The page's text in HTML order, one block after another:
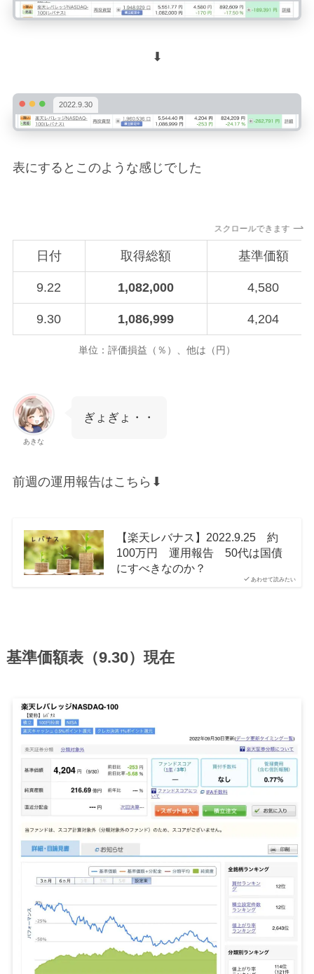
⬇︎
2022.9.30
表にするとこのような感じでした
スクロールできます
日付 取得総額 基準価額
9.22 1,082,000 4,580
9.30 1,086,999 4,204
単位：評価損益（％）、他は（円）
あきな
ぎょぎょ・・
前週の運用報告はこちら⬇︎
あわせて読みたい
【楽天レバナス】2022.9.25 約
100万円 運用報告 50代は国債
にすべきなのか？
基準価額表（9.30）現在